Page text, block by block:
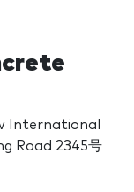
International
Road 2345号